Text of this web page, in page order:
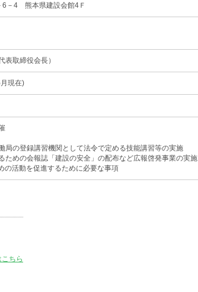
6－4 熊本県建設会館4Ｆ
取締役会長）
現在)
の登録講習機関として法令で定める技能講習等の実施
めの会報誌「建設の安全」の配布など広報啓発事業の実施
の活動を促進するために必要な事項
ちら